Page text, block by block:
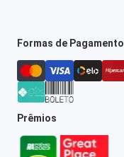
Formas de Pagamento
Prêmios